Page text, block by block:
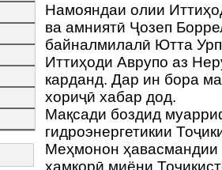
Намояндаи олии
ва амниятӣ Ҷозеп
байналмилалӣ Ютта
Иттиҳоди Аврупо аз
карданд. Дар ин бора
хориҷӣ хабар дод.
Мақсади боздид
гидроэнергетикии
Меҳмонон ҳавасмандии
ҳамкорӣ миёни